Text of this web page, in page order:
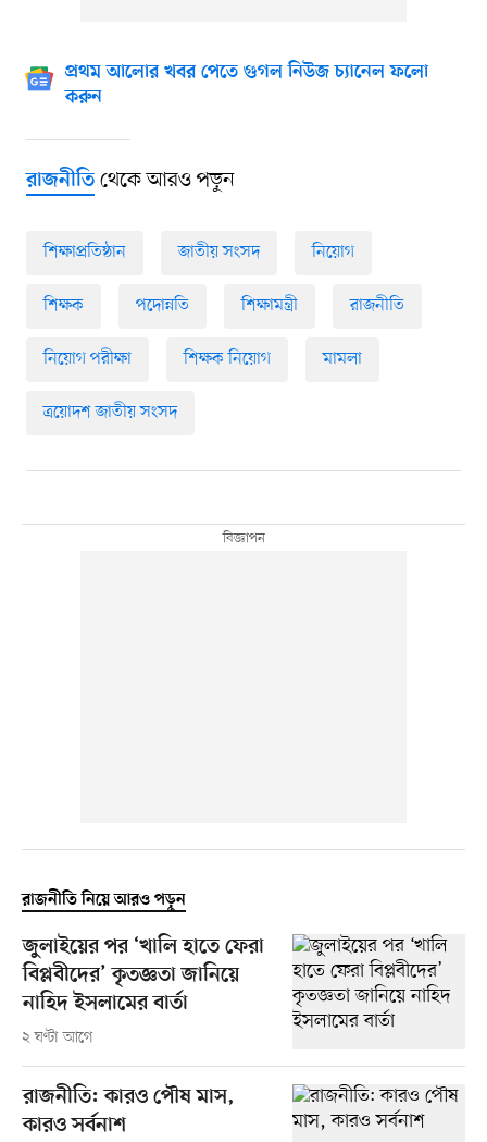
প্রথম আলোর খবর পেতে গুগল নিউজ চ্যানেল ফলো
করুন
রাজনীতিথেকে আরও পড়ুন
শিক্ষাপ্রতিষ্ঠান জাতীয় সংসদ নিয়োগ
শিক্ষক পদোন্নতি শিক্ষামন্ত্রী রাজনীতি
নিয়োগ পরীক্ষা শিক্ষক নিয়োগ মামলা
ত্রয়োদশ জাতীয় সংসদ
রাজনীতি নিয়ে আরও পড়ুন
জুলাইয়ের পর ‘খালি হাতে ফেরা
বিপ্লবীদের’ কৃতজ্ঞতা জানিয়ে
নাহিদ ইসলামের বার্তা
২ ঘণ্টা আগে
রাজনীতি: কারও পৌষ মাস,
কারও সর্বনাশ